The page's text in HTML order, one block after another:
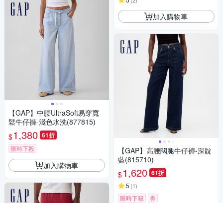
【GAP】中腰UltraSoft易穿寬
鬆牛仔褲-淺色水洗(877815)
$1,380 61折
限時下殺
加入購物車
加入購物車
【GAP】高腰闊腿牛仔褲-深靛
藍(815710)
$1,620 61折
5 (1)
限時下殺 券